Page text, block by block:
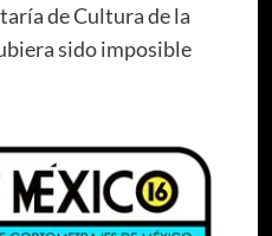
de Cultura de la
sido imposible